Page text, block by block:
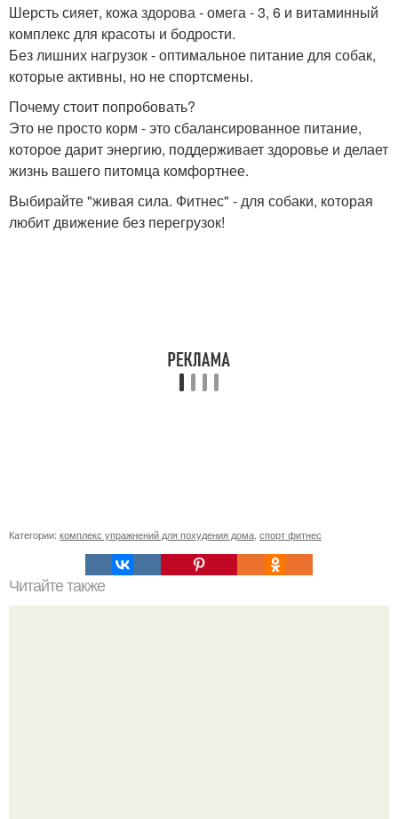
Шерсть сияет, кожа здорова - омега - 3, 6 и витаминный
комплекс для красоты и бодрости.
Без лишних нагрузок - оптимальное питание для собак,
которые активны, но не спортсмены.
Почему стоит попробовать?
Это не просто корм - это сбалансированное питание,
которое дарит энергию, поддерживает здоровье и делает
жизнь вашего питомца комфортнее.
Выбирайте "живая сила. Фитнес" - для собаки, которая
любит движение без перегрузок!
Категории: комплекс упражнений для похудения дома спорт фитнес
Читайте также